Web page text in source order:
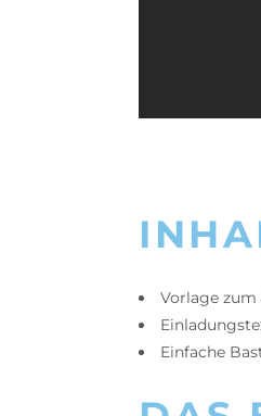
Vorlage
Einfache